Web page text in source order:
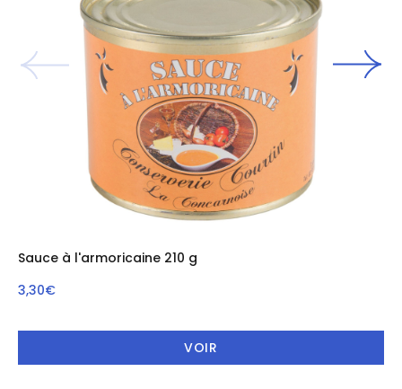
Sauce à l'armoricaine 210 g
3,30€
VOIR